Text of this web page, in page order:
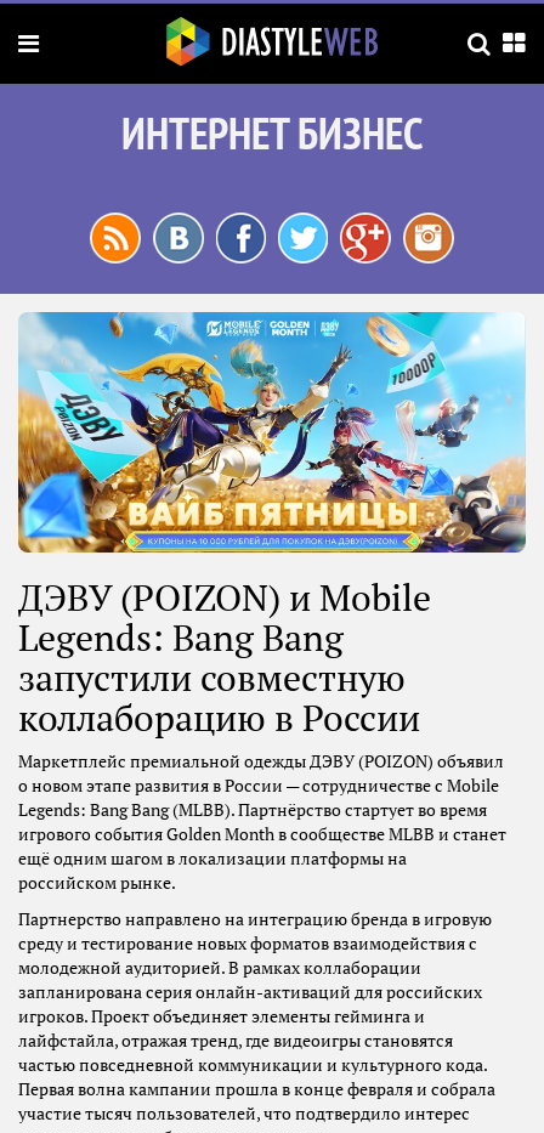
ИНТЕРНЕТ БИЗНЕС
ДЭВУ (POIZON) и Mobile
Legends: Bang Bang
запустили совместную
коллаборацию в России
Маркетплейс премиальной одежды ДЭВУ (POIZON) объявил
о новом этапе развития в России — сотрудничестве с Mobile
Legends: Bang Bang (MLBB). Партнёрство стартует во время
игрового события Golden Month в сообществе MLBB и станет
ещё одним шагом в локализации платформы на
российском рынке.
Партнерство направлено на интеграцию бренда в игровую
среду и тестирование новых форматов взаимодействия с
молодежной аудиторией. В рамках коллаборации
запланирована серия онлайн-активаций для российских
игроков. Проект объединяет элементы гейминга и
лайфстайла, отражая тренд, где видеоигры становятся
частью повседневной коммуникации и культурного кода.
Первая волна кампании прошла в конце февраля и собрала
участие тысяч пользователей, что подтвердило интерес